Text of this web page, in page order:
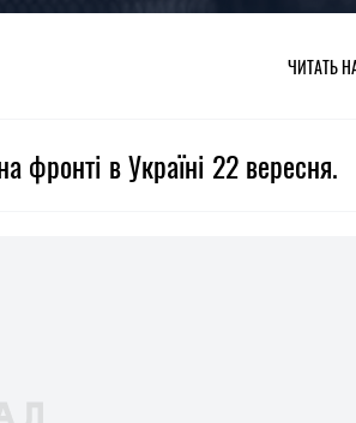
ЧИТАТЬ
фронті в Україні 22 вересня.